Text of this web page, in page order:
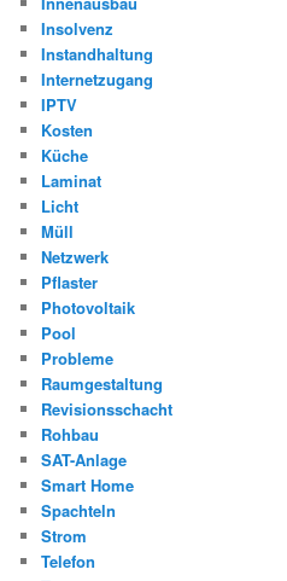
Insolvenz
Instandhaltung
Internetzugang
IPTV
Kosten
Küche
Laminat
Licht
Müll
Netzwerk
Pflaster
Photovoltaik
Pool
Probleme
Raumgestaltung
Revisionsschacht
Rohbau
SAT-Anlage
Smart Home
Spachteln
Strom
Telefon